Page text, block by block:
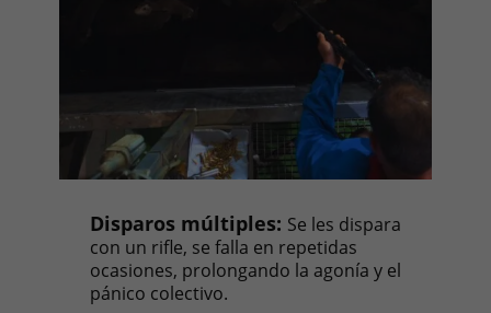
Disparos múltiples: Se les dispara
con un rifle, se falla en repetidas
ocasiones, prolongando la agonía y el
pánico colectivo.